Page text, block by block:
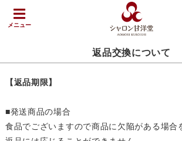
メニュー
返品交換について
【返品期限】
■発送商品の場合
食品でございますので商品に欠陥がある場合